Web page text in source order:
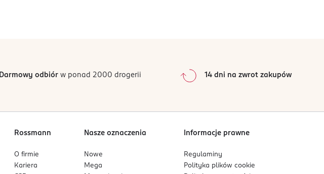
Darmowy odbiórw ponad 2000 drogerii 14 dni na zwrot zakupów
Rossmann
O firmie
Kariera
Nasze oznaczenia
Nowe
Mega
Informacje prawne
Regulaminy
Polityka plikówcookie